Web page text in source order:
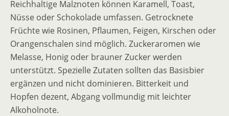
Reichhaltige Malznoten können Karamell, Toast,
Nüsse oder Schokolade umfassen. Getrocknete
Früchte wie Rosinen, Pflaumen, Feigen, Kirschen oder
Orangenschalen sind möglich. Zuckeraromen wie
Melasse, Honig oder brauner Zucker werden
unterstützt. Spezielle Zutaten sollten das Basisbier
ergänzen und nicht dominieren. Bitterkeit und
Hopfen dezent, Abgang vollmundig mit leichter
Alkoholnote.